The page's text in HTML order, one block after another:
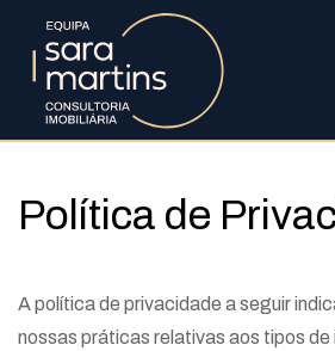
Política de
A política de privacidade a seguir
nossas práticas relativas aos tipos de